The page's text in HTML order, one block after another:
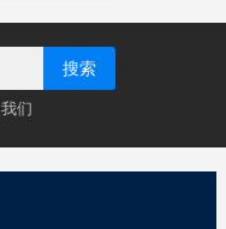
搜索
我们